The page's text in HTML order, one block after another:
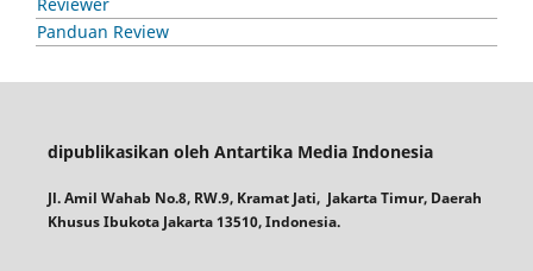
Reviewer
Panduan Review
dipublikasikan oleh Antartika Media Indonesia
Jl. Amil Wahab No.8, RW.9, Kramat Jati, Jakarta Timur, Daerah
Khusus Ibukota Jakarta 13510, Indonesia.